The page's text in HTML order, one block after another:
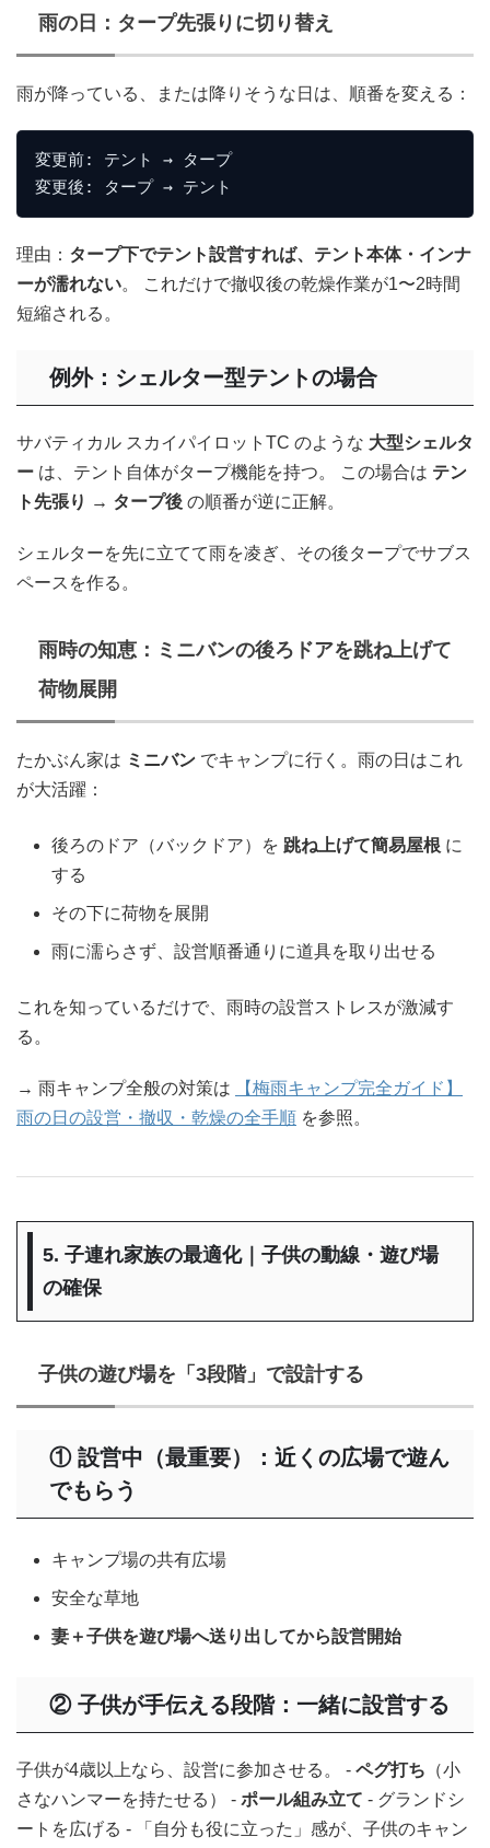
雨の日： タープ先張りに切り替え
雨が降っている、または降りそうな日は、順番を変える：
変更前: テント → タープ
理由： タープ下でテント設営すれば、テント本体・インナ
ーが濡れない。 これだけで撤収後の乾燥作業が1〜2時間
短縮される。
例外：シェルター型テントの場合
サバティカル スカイパイロットTC のような 大型シェルタ
ー は、テント自体がタープ機能を持つ。 この場合は テン
ト先張り → タープ後 の順番が逆に正解。
シェルターを先に立てて雨を凌ぎ、その後タープでサブス
ペースを作る。
雨時の知恵： ミニバンの後ろドアを跳ね上げて
荷物展開
たかぶん家は ミニバン でキャンプに行く。雨の日はこれ
が大活躍：
後ろのドア（バックドア）を 跳ね上げて簡易屋根 に
する
その下に荷物を展開
雨に濡らさず、設営順番通りに道具を取り出せる
これを知っているだけで、雨時の設営ストレスが激減す
る。
→ 雨キャンプ全般の対策は
【梅雨キャンプ完全ガイド】
雨の日の設営・撤収・乾燥の全手順 を参照。
5. 子連れ家族の最適化｜子供の動線・遊び場
の確保
子供の遊び場を「3段階」で設計する
① 設営中（最重要）：近くの広場で遊ん
でもらう
キャンプ場の共有広場
安全な草地
妻＋子供を遊び場へ送り出してから設営開始
② 子供が手伝える段階：一緒に設営する
子供が4歳以上なら、設営に参加させる。 - ペグ打ち （小
さなハンマーを持たせる） - ポール組み立て - グランドシ
ートを広げる - 「自分も役に立った」感が、子供のキャン